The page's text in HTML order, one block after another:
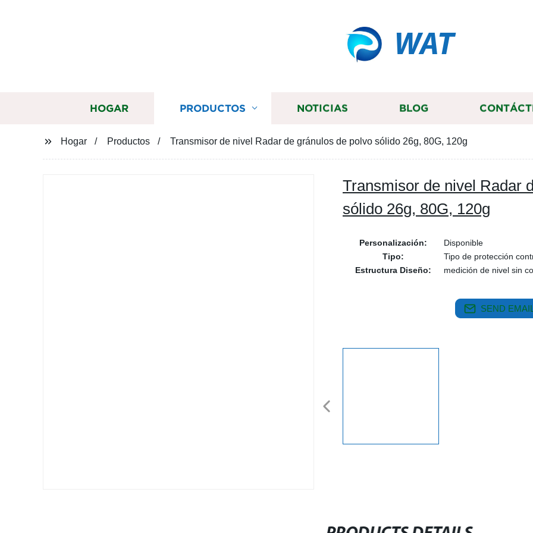
WAT
HOGAR PRODUCTOS NOTICIAS BLOG
Hogar Productos Transmisor de nivel Radar de gránulos de polvo sólido 26g, 80G, 120g
Transmisor de nivel Radar
sólido 26g, 80G, 120g
Personalización:
Disponible
Tipo:
Tipo de protección
Estructura Diseño:
medición de nivel sin
SEND